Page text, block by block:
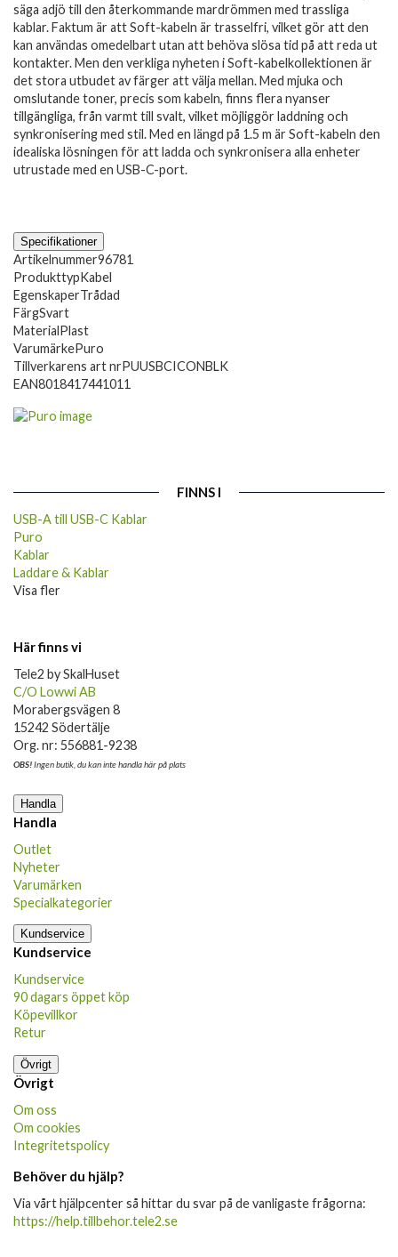
säga adjö till den återkommande mardrömmen med trassliga
kablar. Faktum är att Soft-kabeln är trasselfri, vilket gör att den
kan användas omedelbart utan att behöva slösa tid på att reda ut
kontakter. Men den verkliga nyheten i Soft-kabelkollektionen är
det stora utbudet av färger att välja mellan. Med mjuka och
omslutande toner, precis som kabeln, finns flera nyanser
tillgängliga, från varmt till svalt, vilket möjliggör laddning och
synkronisering med stil. Med en längd på 1.5 m är Soft-kabeln den
idealiska lösningen för att ladda och synkronisera alla enheter
utrustade med en USB-C-port.
Specifikationer
Artikelnummer96781
ProdukttypKabel
EgenskaperTrådad
FärgSvart
MaterialPlast
VarumärkePuro
Tillverkarens art nrPUUSBCICONBLK
EAN8018417441011
FINNS I
USB-A till USB-C Kablar
Puro
Kablar
Laddare & Kablar
Visa fler
Här finns vi
Tele2 by SkalHuset
C/O Lowwi AB
Morabergsvägen 8
15242 Södertälje
Org. nr: 556881-9238
OBS!Ingen butik, du kan inte handla här på plats
Handla
Handla
Outlet
Nyheter
Varumärken
Specialkategorier
Kundservice
Kundservice
Kundservice
90 dagars öppet köp
Köpevillkor
Retur
Övrigt
Övrigt
Om oss
Om cookies
Integritetspolicy
Behöver du hjälp?
Via vårt hjälpcenter så hittar du svar på de vanligaste frågorna:
https://help.tillbehor.tele2.se